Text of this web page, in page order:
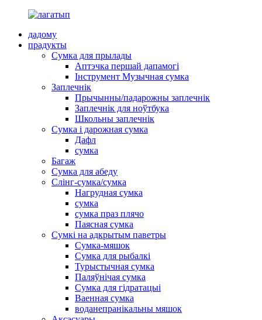
дадому
прадукты
Сумка для прылады
Аптэчка першай дапамогі
Інструмент Музычная сумка
Заплечнік
Прычынны/падарожны заплечнік
Заплечнік для ноўтбука
Школьны заплечнік
Сумка і дарожная сумка
Дафл
сумка
Багаж
Сумка для абеду
Слінг-сумка/сумка
Нагрудная сумка
сумка
сумка праз плячо
Паясная сумка
Сумкі на адкрытым паветры
Сумка-мяшок
Сумка для рыбалкі
Турыстычная сумка
Паляўнічая сумка
Сумка для гідратацыі
Ваенная сумка
воданепранікальны мяшок